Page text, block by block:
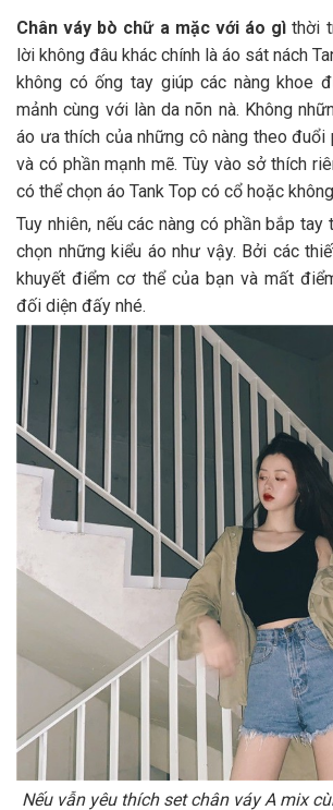
Chân váy bò chữ a mặc với áo gì thời
lời không đâu khác chính là áo sát nách
không có ống tay giúp các nàng khoe
mảnh cùng với làn da nõn nà. Không
áo ưa thích của những cô nàng theo đuổi
và có phần mạnh mẽ. Tùy vào sở thích
có thể chọn áo Tank Top có cổ hoặc
Tuy nhiên, nếu các nàng có phần bắp
chọn những kiểu áo như vậy. Bởi các
khuyết điểm cơ thể của bạn và mất
đối diện đấy nhé.
Nếu vẫn yêu thích set chân váy A mix